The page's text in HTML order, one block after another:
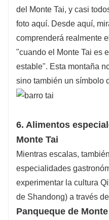
del Monte Tai, y casi
foto aquí. Desde aquí,
comprenderá realmente
"cuando el Monte Tai es
estable". Esta montaña
sino también un símbolo
6. Alimentos
Monte Tai
Mientras escalas,
especialidades
experimentar la cultura
de Shandong) a través
Panqueque de